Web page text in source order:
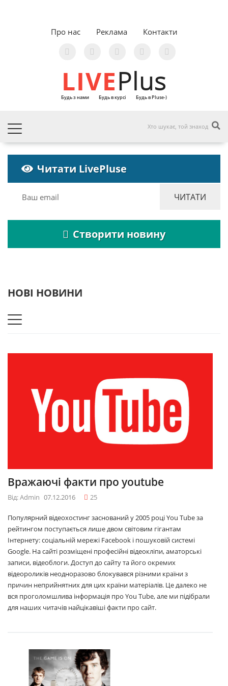
Про нас Реклама Контакти
LIVEPlus
Будь з нами Будь в курсі Будь в Pluse-)
Читати LivePluse
Створити новину
НОВІ НОВИНИ
Вражаючі факти про youtube
Від: Admin 07.12.2016 25
Популярний відеохостинг заснований у 2005 році You Tube за
рейтингом поступається лише двом світовим гігантам
Інтернету: соціальній мережі Facebook і пошуковій системі
Google. На сайті розміщені професійні відеокліпи, аматорські
записи, відеоблоги. Доступ до сайту та його окремих
відеороликів неодноразово блокувався різними країни з
причин неприйнятних для цих країни матеріалів. Це далеко не
вся проголомшлива інформація про You Tube, але ми підібрали
для наших читачів найцікавіші факти про сайт.